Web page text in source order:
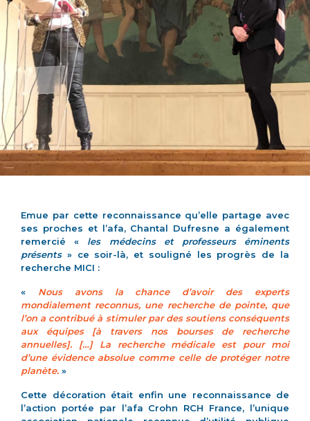
Emue par cette reconnaissance qu’elle partage avec
ses proches et l’afa, Chantal Dufresne a également
remercié « les médecins et professeurs éminents
présents» ce soir-là, et souligné les progrès de la
recherche MICI :
« Nous avons la chance d’avoir des experts
mondialement reconnus, une recherche de pointe, que
l’on a contribué à stimuler par des soutiens conséquents
aux équipes [à travers nos bourses de recherche
annuelles]. […] La recherche médicale est pour moi
d’une évidence absolue comme celle de protéger notre
planète. »
Cette décoration était enfin une reconnaissance de
l’action portée par l’afa Crohn RCH France, l’unique